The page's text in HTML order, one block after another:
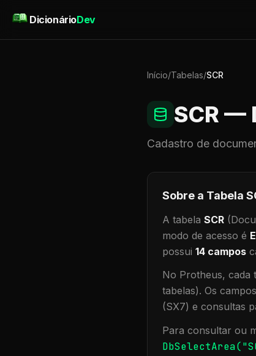
DicionárioDev
Início/Tabelas/SCR
SCR —
Cadastro de
Sobre a Tabela
A tabela SCR
modo de acesso é
possui 14 campos
No Protheus, cada
tabelas). Os
(SX7) e consultas
Para consultar ou
DbSelectArea("